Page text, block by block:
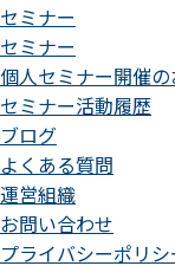
セミナー
セミナー
個人セミナー開催
セミナー活動履歴
ブログ
よくある質問
運営組織
お問い合わせ
プライバシーポリシ